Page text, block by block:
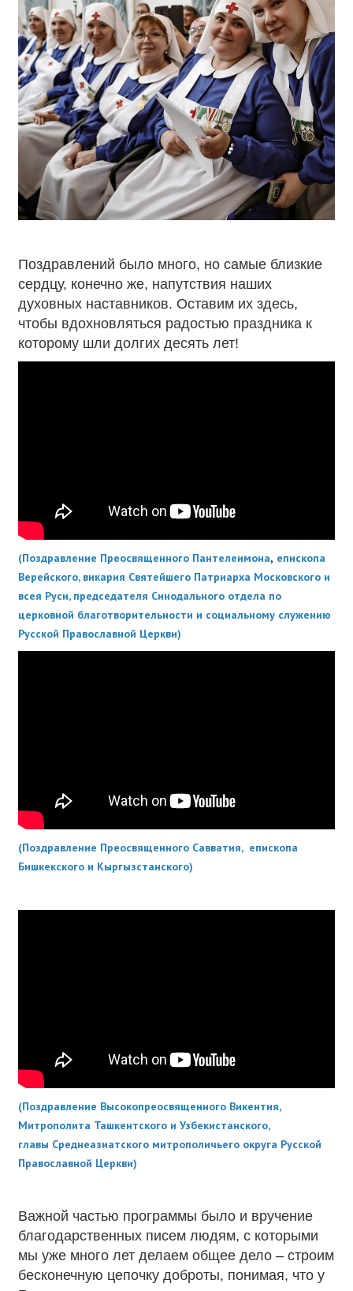
Поздравлений было много, но самые близкие
сердцу, конечно же, напутствия наших
духовных наставников. Оставим их здесь,
чтобы вдохновляться радостью праздника к
которому шли долгих десять лет!
(Поздравление Преосвященного Пантелеимона, епископа
Верейского, викария Святейшего Патриарха Московского и
всея Руси, председателя Синодального отдела по
церковной благотворительности и социальному служению
Русской Православной Церкви)
(Поздравление Преосвященного Савватия, епископа
Бишкекского и Кыргызстанского)
(Поздравление Высокопреосвященного Викентия,
Митрополита Ташкентского и Узбекистанского,
главы Среднеазиатского митрополичьего округа Русской
Православной Церкви)
Важной частью программы было и вручение
благодарственных писем людям, с которыми
мы уже много лет делаем общее дело – строим
бесконечную цепочку доброты, понимая, что у